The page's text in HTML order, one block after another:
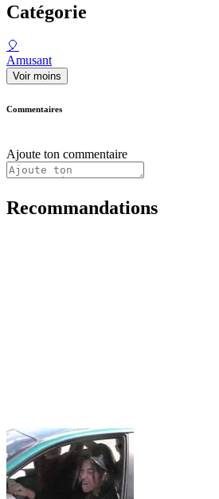
Catégorie
🎈
Amusant
Voir moins
Commentaires
Ajoute ton commentaire
Recommandations